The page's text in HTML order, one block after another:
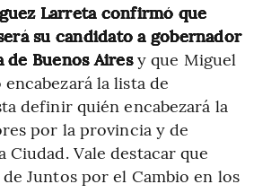
Larreta confirmó que
su candidato a gobernador
Buenos Airesy que Miguel
la lista de
definir quién encabezará la
por la provincia y de
Ciudad. Vale destacar que
Juntos por el Cambio en los